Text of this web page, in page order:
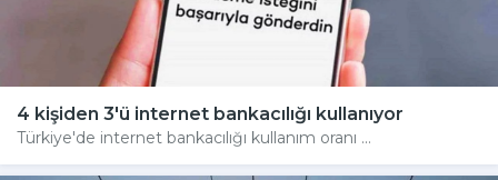
4 kişiden 3'ü internet bankacılığı kullanıyor
Türkiye'de internet bankacılığı kullanım oranı ...